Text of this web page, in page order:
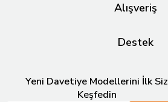
Alışveriş
Destek
Yeni Davetiye Modellerini İlk Siz
Keşfedin